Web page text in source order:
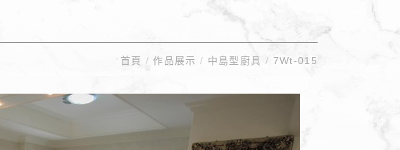
首頁 / 作品展示/ 中島型廚具 / 7Wt-015